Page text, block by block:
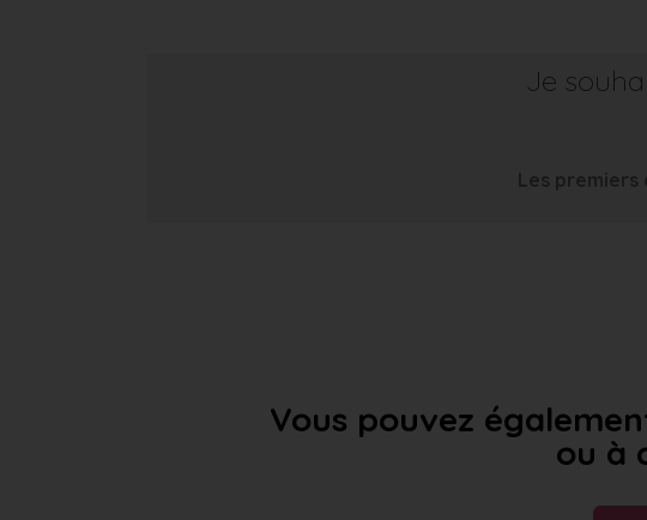
Je
Les premiers
Vous pouvez
ou à